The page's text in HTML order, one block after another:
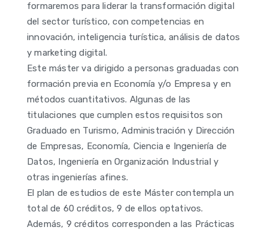
formaremos para liderar la transformación digital
del sector turístico, con competencias en
innovación, inteligencia turística, análisis de datos
y marketing digital.
Este máster va dirigido a personas graduadas con
formación previa en Economía y/o Empresa y en
métodos cuantitativos. Algunas de las
titulaciones que cumplen estos requisitos son
Graduado en Turismo, Administración y Dirección
de Empresas, Economía, Ciencia e Ingeniería de
Datos, Ingeniería en Organización Industrial y
otras ingenierías afines.
El plan de estudios de este Máster contempla un
total de 60 créditos, 9 de ellos optativos.
Además, 9 créditos corresponden a las Prácticas